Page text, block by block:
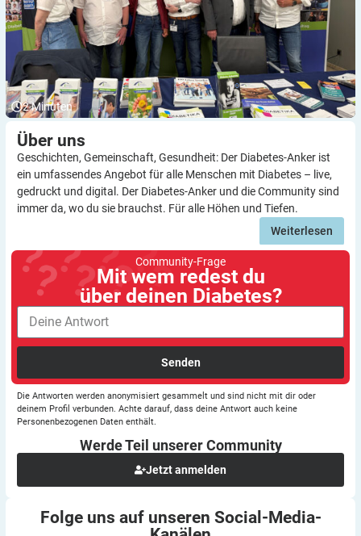
2Minuten
Über uns
Geschichten, Gemeinschaft, Gesundheit: Der Diabetes-Anker ist
ein umfassendes Angebot für alle Menschen mit Diabetes – live,
gedruckt und digital. Der Diabetes-Anker und die Community sind
immer da, wo du sie brauchst. Für alle Höhen und Tiefen.
Weiterlesen
Community-Frage
Mit wem redest du
über deinen Diabetes?
Senden
Die Antworten werden anonymisiert gesammelt und sind nicht mit dir oder
deinem Profil verbunden. Achte darauf, dass deine Antwort auch keine
Personenbezogenen Daten enthält.
Werde Teil unserer Community
Jetzt anmelden
Folge uns auf unseren Social-Media-